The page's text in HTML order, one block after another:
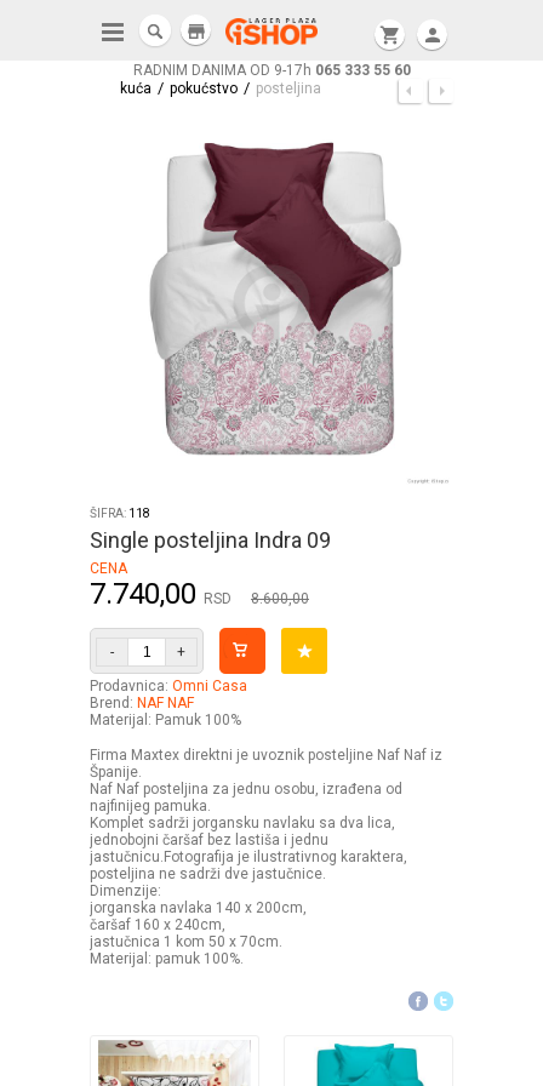
RADNIM DANIMA OD 9-17h 065 333 55 60
shopping_cart person
store
kuća / pokućstvo / posteljina
ŠIFRA: 118
Single posteljina Indra 09
CENA
7.740,00 RSD 8.600,00
-
+
Prodavnica: Omni Casa
Brend: NAF NAF
Materijal: Pamuk 100%
Firma Maxtex direktni je uvoznik posteljine Naf Naf iz
Španije.
Naf Naf posteljina za jednu osobu, izrađena od
najfinijeg pamuka.
Komplet sadrži jorgansku navlaku sa dva lica,
jednobojni čaršaf bez lastiša i jednu
jastučnicu.Fotografija je ilustrativnog karaktera,
posteljina ne sadrži dve jastučnice.
Dimenzije:
jorganska navlaka 140 x 200cm,
čaršaf 160 x 240cm,
jastučnica 1 kom 50 x 70cm.
Materijal: pamuk 100%.